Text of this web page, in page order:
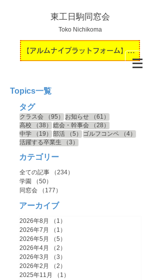
東工日駒同窓会
Toko Nichikoma
【アルムナイプラットフォーム】運用開始のお知らせ
Topics一覧
タグ
クラス会 （95） 95件の記事
お知らせ （61）
高校
（38） 38件の記事
総会・幹事会 （28）
中学
（19） 19件の記事
部活 （5） 5件の記事
ゴルフコンペ （4）
活躍する卒業生
（3）
カテゴリー
全ての記事 （234）
学園
（50）
同窓会
（177）
アーカイブ
2026年8月 （1）
2026年7月
（1）
2026年5月
（5）
2026年4月
（2）
2026年3月
（3）
2026年2月
（2）
2025年11月
（1）